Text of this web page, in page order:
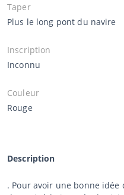
Taper
Plus le long pont du navire
Inscription
Inconnu
Couleur
Rouge
Description
. Pour avoir une bonne